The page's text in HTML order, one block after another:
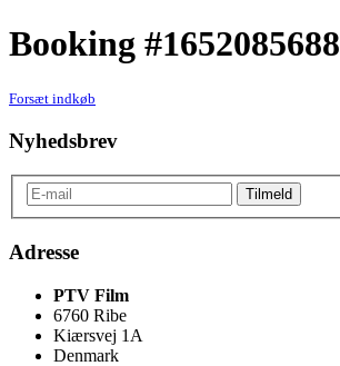
Booking #1652085688
Forsæt indkøb
Nyhedsbrev
Adresse
PTV Film
6760 Ribe
Kiærsvej 1A
Denmark